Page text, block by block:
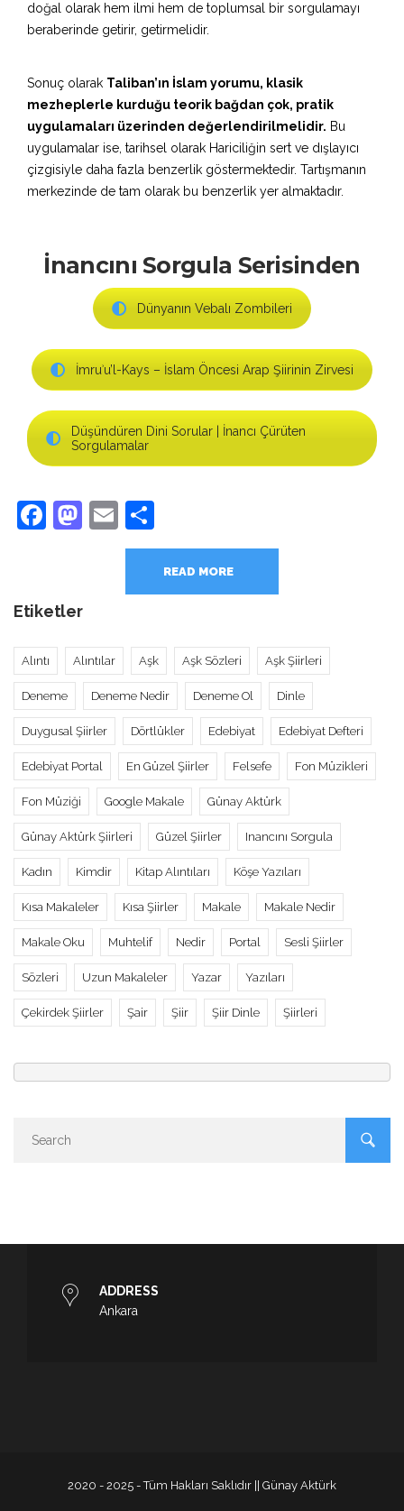
doğal olarak hem ilmi hem de toplumsal bir sorgulamayı
beraberinde getirir, getirmelidir.
Sonuç olarak Taliban’ın İslam yorumu, klasik
mezheplerle kurduğu teorik bağdan çok, pratik
uygulamaları üzerinden değerlendirilmelidir. Bu
uygulamalar ise, tarihsel olarak Hariciliğin sert ve dışlayıcı
çizgisiyle daha fazla benzerlik göstermektedir. Tartışmanın
merkezinde de tam olarak bu benzerlik yer almaktadır.
İnancını Sorgula Serisinden
Dünyanın Vebalı Zombileri
İmruʾu’l-Kays – İslam Öncesi Arap Şiirinin Zirvesi
Düşündüren Dini Sorular | İnancı Çürüten
Sorgulamalar
Facebook
Mastodon
Email
READ MORE
Etiketler
Alıntı Alıntılar Aşk Aşk Sözleri Aşk Şiirleri
Deneme Deneme Nedir Deneme Ol Dinle
Duygusal Şiirler Dörtlükler Edebiyat Edebiyat Defteri
Edebiyat Portal En Güzel Şiirler Felsefe Fon Müzikleri
Fon Müziği Google Makale Günay Aktürk
Günay Aktürk Şiirleri Güzel Şiirler Inancını Sorgula
Kadın Kimdir Kitap Alıntıları Köşe Yazıları
Kısa Makaleler Kısa Şiirler Makale Makale Nedir
Makale Oku Muhtelif Nedir Portal Sesli Şiirler
Sözleri Uzun Makaleler Yazar Yazıları
Çekirdek Şiirler Şair Şiir Şiir Dinle Şiirleri
ADDRESS
Ankara
2020 - 2025 - Tüm Hakları Saklıdır || Günay Aktürk